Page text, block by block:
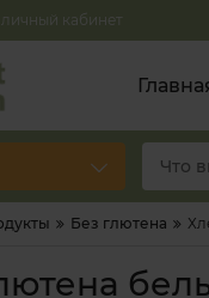
кабинет
Без глютена